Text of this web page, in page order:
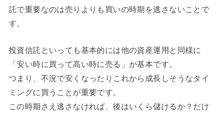
託で重要なのは売りよりも買いの時期を逃さないことで
す。
投資信託といっても基本的には他の資産運用と同様に
「安い時に買って高い時に売る」が基本です。
つまり、不況で安くなったりこれから成長しそうなタイ
ミングに買うことが重要です。
この時期さえ逃さなければ、後はいくら儲けるか？だけ